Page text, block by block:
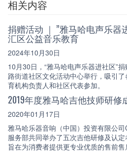
相关内容
捐赠活动 ｜ ”雅马哈电声乐器
汇区公益音乐教育
2024年10月30日
10月30日，“雅马哈电声乐器进社区”
路街道社区文化活动中心举行，吸引
育机构负责人和社区代表参加。
2019年度雅马哈吉他技师研修
2020年01月17日
雅马哈乐器音响（中国）投资有限公
服务部共同举办了五次吉他研修及认定
旨在为消费者提供更专业优质的售前售